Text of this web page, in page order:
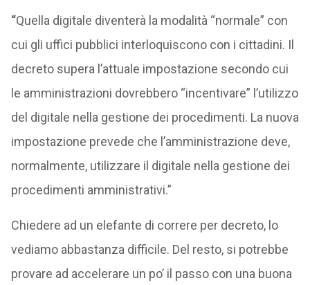
“Quella digitale diventerà la modalità “normale” con
cui gli uffici pubblici interloquiscono con i cittadini. Il
decreto supera l’attuale impostazione secondo cui
le amministrazioni dovrebbero “incentivare” l’utilizzo
del digitale nella gestione dei procedimenti. La nuova
impostazione prevede che l’amministrazione deve,
normalmente, utilizzare il digitale nella gestione dei
procedimenti amministrativi.”
Chiedere ad un elefante di correre per decreto, lo
vediamo abbastanza difficile. Del resto, si potrebbe
provare ad accelerare un po’ il passo con una buona